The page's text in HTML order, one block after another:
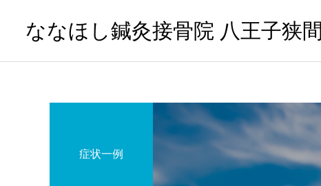
ななほし鍼灸接骨院 八王子狭間
症状一例